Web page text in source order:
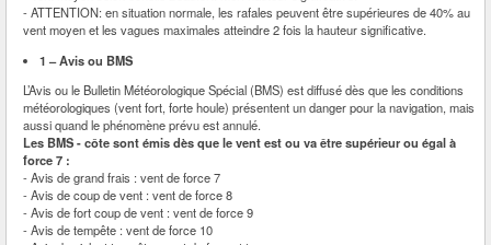
- ATTENTION: en situation normale, les rafales peuvent être supérieures de 40% au
vent moyen et les vagues maximales atteindre 2 fois la hauteur significative.
1 – Avis ou BMS
L’Avis ou le Bulletin Météorologique Spécial (BMS) est diffusé dès que les conditions
météorologiques (vent fort, forte houle) présentent un danger pour la navigation, mais
aussi quand le phénomène prévu est annulé.
Les BMS - côte sont émis dès que le vent est ou va être supérieur ou égal à
force 7 :
- Avis de grand frais : vent de force 7
- Avis de coup de vent : vent de force 8
- Avis de fort coup de vent : vent de force 9
- Avis de tempête : vent de force 10